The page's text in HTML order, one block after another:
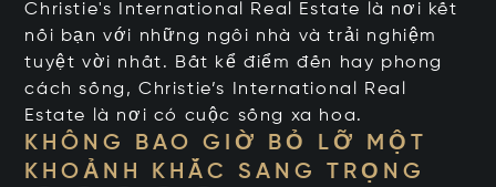
Christie's International Real Estate là nơi kết
nối bạn với những ngôi nhà và trải nghiệm
tuyệt vời nhất. Bất kể điểm đến hay phong
cách sống, Christie’s International Real
Estate là nơi có cuộc sống xa hoa.
KHÔNG BAO GIỜ BỎ LỠ MỘT
KHOẢNH KHẮC SANG TRỌNG